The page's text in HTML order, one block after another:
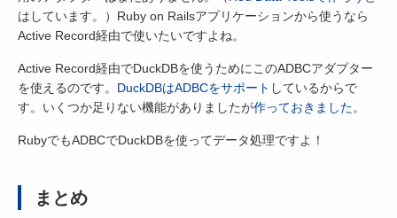
はしています。）Ruby on Railsアプリケーションから使うなら
Active Record経由で使いたいですよね。
Active Record経由でDuckDBを使うためにこのADBCアダプター
を使えるのです。 DuckDBはADBCをサポート しているからで
す。いくつか足りない機能がありましたが作っておきました。
RubyでもADBCでDuckDBを使ってデータ処理ですよ！
まとめ